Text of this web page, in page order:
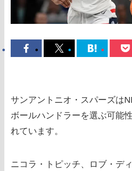
サンアントニオ・スパーズは
ボールハンドラーを選ぶ可能
れています。
ニコラ・トピッチ、ロブ・デ